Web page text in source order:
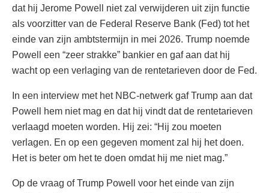
dat hij Jerome Powell niet zal verwijderen uit zijn functie
als voorzitter van de Federal Reserve Bank (Fed) tot het
einde van zijn ambtstermijn in mei 2026. Trump noemde
Powell een “zeer strakke” bankier en gaf aan dat hij
wacht op een verlaging van de rentetarieven door de Fed.
In een interview met het NBC-netwerk gaf Trump aan dat
Powell hem niet mag en dat hij vindt dat de rentetarieven
verlaagd moeten worden. Hij zei: “Hij zou moeten
verlagen. En op een gegeven moment zal hij het doen.
Het is beter om het te doen omdat hij me niet mag.”
Op de vraag of Trump Powell voor het einde van zijn